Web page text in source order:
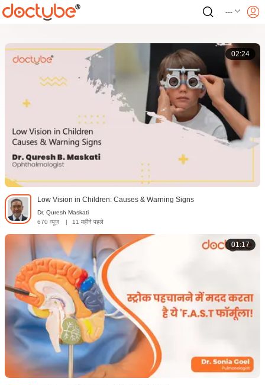
---
02:24
Low Vision in Children: Causes & Warning Signs
Dr. Quresh Maskati
670 व्यूज़
| 11 महीने पहले
01:17